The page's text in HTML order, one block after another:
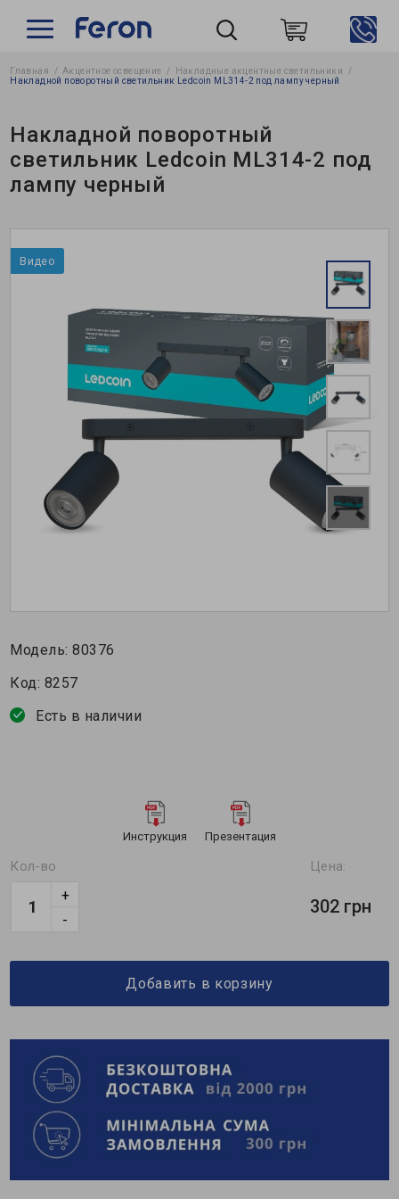
Пошук
Главная Акцентное освещение
Накладные акцентные светильники
Накладной поворотный светильник Ledcoin ML314-2 под лампу черный
Накладной поворотный
светильник Ledcoin ML314-2 под
лампу черный
Видео
Модель:80376
Код: 8257
Есть в наличии
Инструкция Презентация
Кол-во
-
+
Цена:
302 грн
Добавить в корзину